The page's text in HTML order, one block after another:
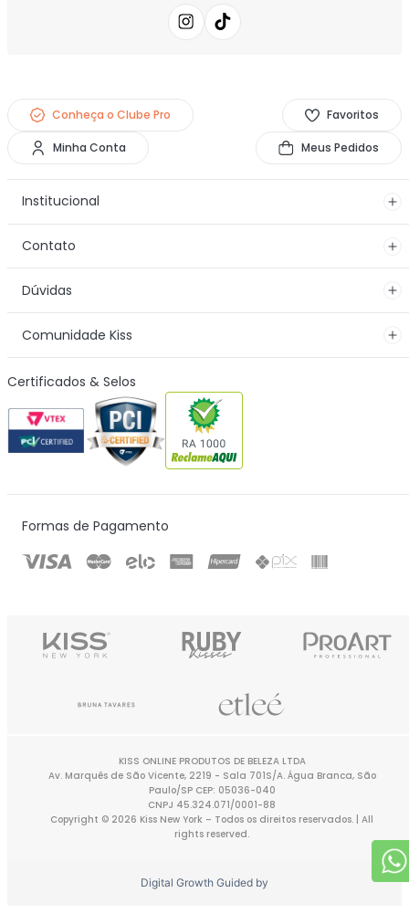
Conheça o Clube Pro Favoritos
Minha Conta Meus Pedidos
Institucional
Contato
Dúvidas
Comunidade Kiss
Certificados & Selos
Formas de Pagamento
KISS ONLINE PRODUTOS DE BELEZA LTDA
Av. Marquês de São Vicente, 2219 - Sala 701S/A. Água Branca, São
Paulo/SP CEP: 05036-040
CNPJ 45.324.071/0001-88
Copyright © 2026 Kiss New York – Todos os direitos reservados. | All
rights reserved.
Digital Growth Guided by